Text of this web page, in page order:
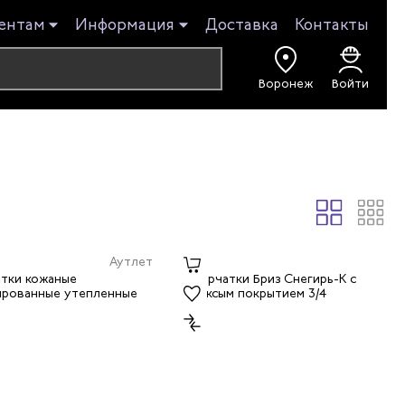
Информация Доставка Контакты
Воронеж Войти
Аутлет